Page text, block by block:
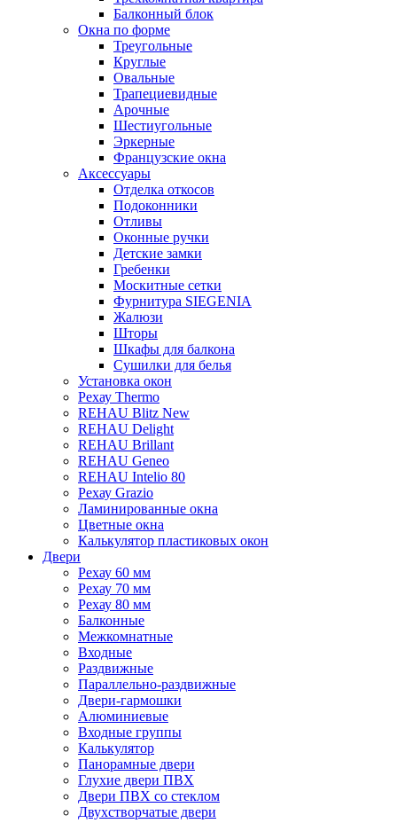
Балконный блок
Окна по форме
Треугольные
Круглые
Овальные
Трапециевидные
Арочные
Шестиугольные
Эркерные
Французские окна
Аксессуары
Отделка откосов
Подоконники
Отливы
Оконные ручки
Детские замки
Гребенки
Москитные сетки
Фурнитура SIEGENIA
Жалюзи
Шторы
Шкафы для балкона
Сушилки для белья
Установка окон
Рехау Thermo
REHAU Blitz New
REHAU Delight
REHAU Brillant
REHAU Geneo
REHAU Intelio 80
Рехау Grazio
Ламинированные окна
Цветные окна
Калькулятор пластиковых окон
Двери
Рехау 60 мм
Рехау 70 мм
Рехау 80 мм
Балконные
Межкомнатные
Входные
Раздвижные
Параллельно-раздвижные
Двери-гармошки
Алюминиевые
Входные группы
Калькулятор
Панорамные двери
Глухие двери ПВХ
Двери ПВХ со стеклом
Двухстворчатые двери